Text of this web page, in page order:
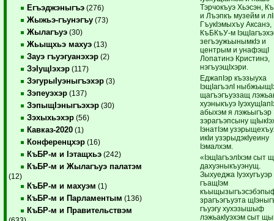
Егъэджэныгъэ (276)
Жыжьэ-гъунэгъу (73)
Жылагъуэ (30)
Жьыщхьэ махуэ (13)
Зауэ гъуэгуанэхэр (2)
ЗэIущIэхэр (117)
ЗэгурыIуэныгъэхэр (3)
Зэпеуэхэр (137)
ЗэпыщIэныгъэхэр (30)
Зэхыхьэхэр (56)
Кавказ-2020 (1)
Конференцхэр (16)
КъБР-м и Iэтащхьэ (242)
КъБР-м и Жылагъуэ палатэм
(12)
КъБР-м и махуэм (1)
КъБР-м и Парламентым (136)
КъБР-м и Правительствэм
Тэрчокъуэ Хьэсэн,
и Лъэпкъ музейм и
ГъукIэмыхъу Аксанэ,
КъБКъУ-м
зегъэужьынымкIэ и
центрым и унафэщI
Лопатинэ Кристинэ,
нэгъуэщIхэри.
ЕджапIэр къэзыуха
IэщIагъэлI
щагъэгъуэзащ
хуэныкъуэ
абыхэм я лэжьыгъэр
зэрагъэпсыну
IэнатIэм
икIи узэрыдэкIуеину
Iэмалхэм.
«IэщIагъэлIхэм сыт
дахуэныкъуэнущ.
Зыхуеджа Iуэхугъуэр
гъащIэм
зрагъэгъуэта
гъуэгу хухэзышыф
лэжьакIуэхэм сыт